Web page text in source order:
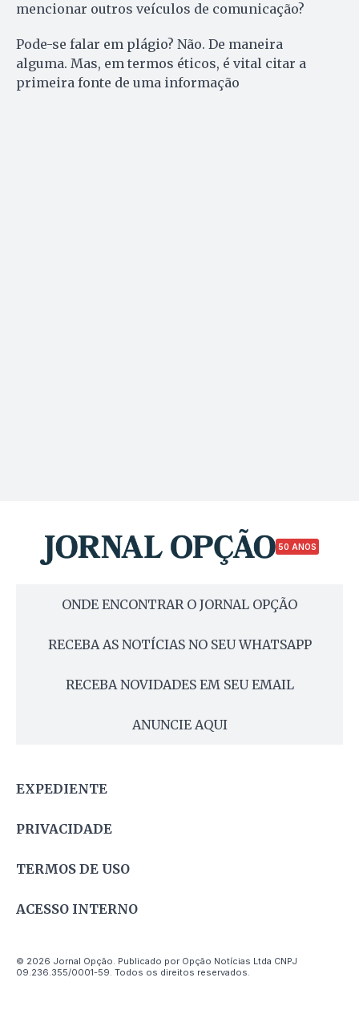
mencionar outros veículos de comunicação?
Pode-se falar em plágio? Não. De maneira
alguma. Mas, em termos éticos, é vital citar a
primeira fonte de uma informação
50 ANOS
ONDE ENCONTRAR O JORNAL OPÇÃO
RECEBA AS NOTÍCIAS NO SEU WHATSAPP
RECEBA NOVIDADES EM SEU EMAIL
ANUNCIE AQUI
EXPEDIENTE
PRIVACIDADE
TERMOS DE USO
ACESSO INTERNO
© 2026 Jornal Opção. Publicado por Opção Notícias Ltda CNPJ
09.236.355/0001-59. Todos os direitos reservados.